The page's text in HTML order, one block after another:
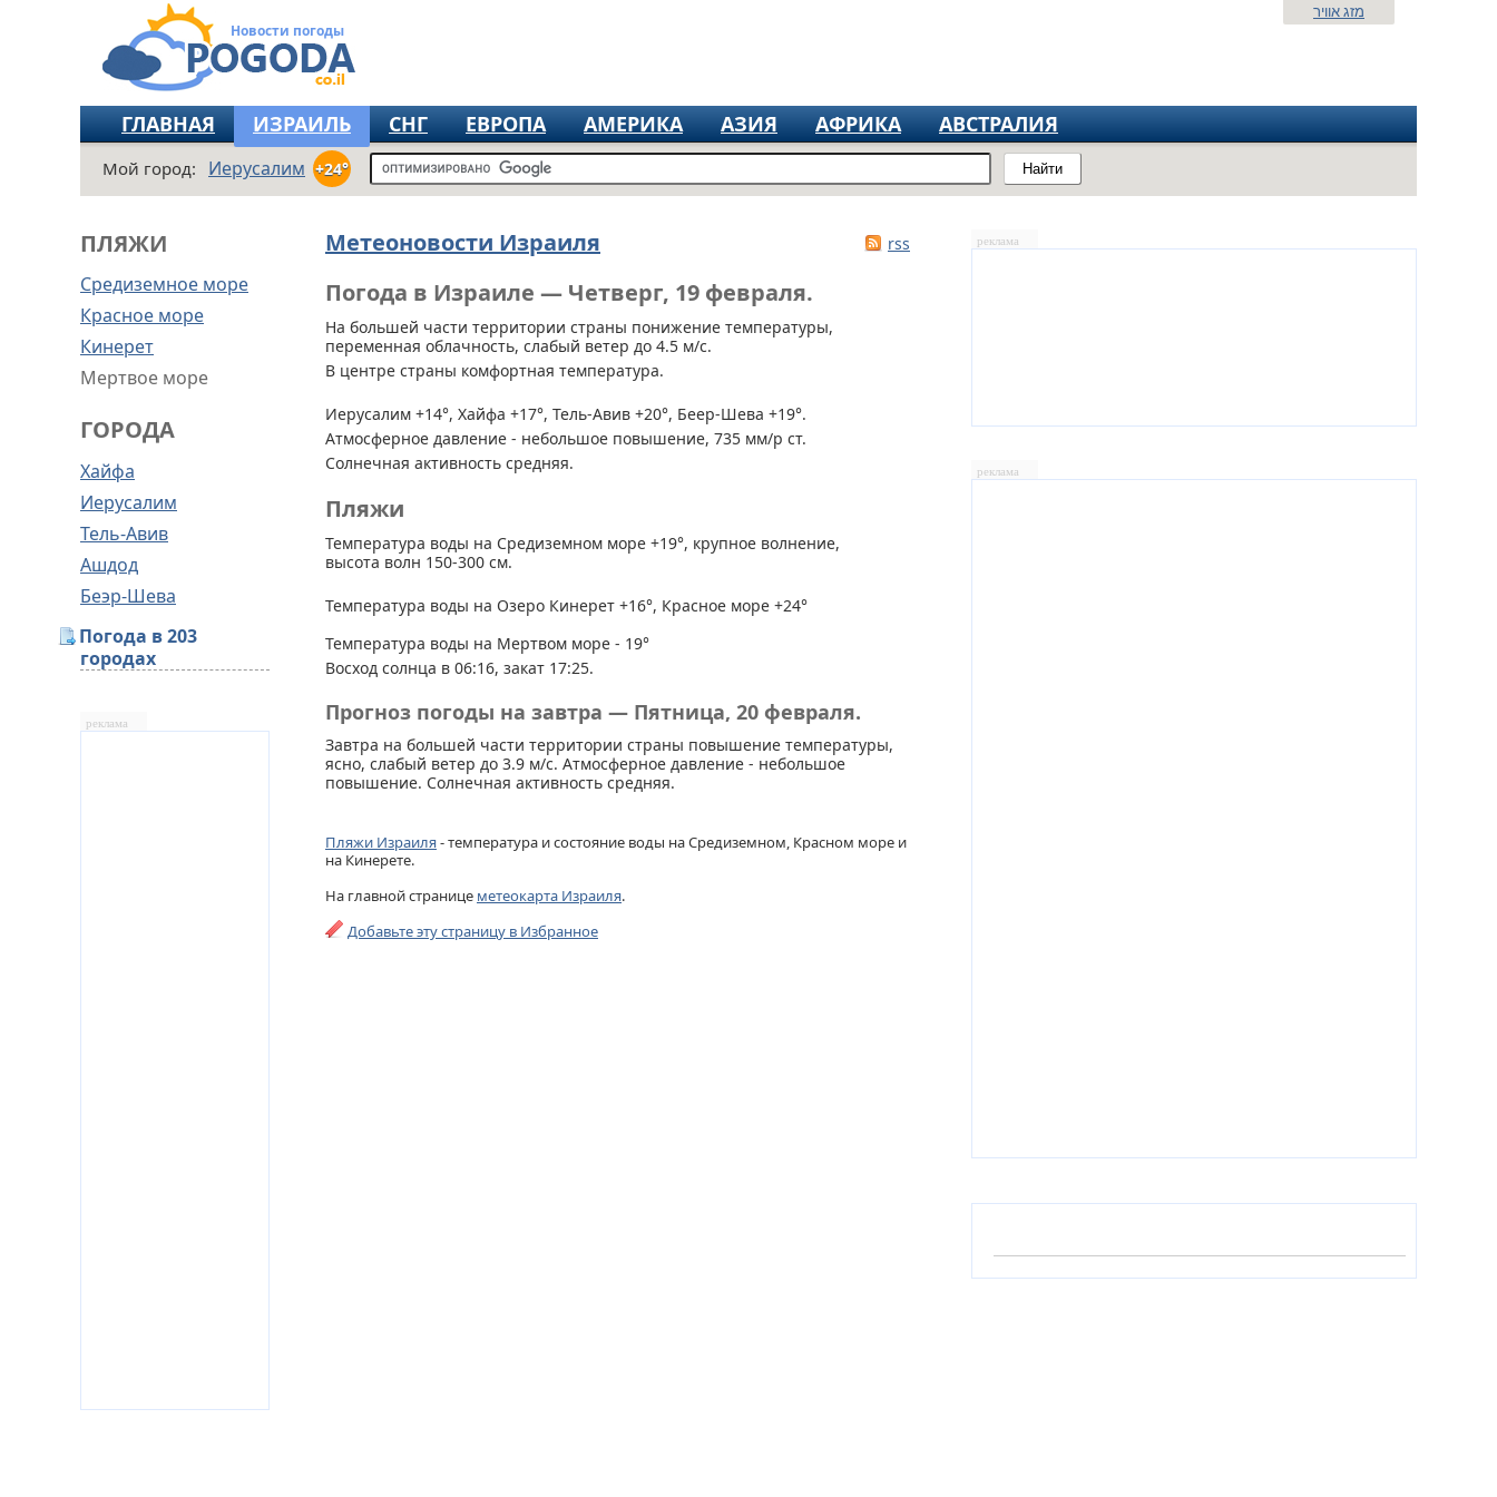
Новости погоды
Найти
מזג אוויר
ГЛАВНАЯ ИЗРАИЛЬ СНГ ЕВРОПА АМЕРИКА АЗИЯ АФРИКА АВСТРАЛИЯ
Мой город: Иерусалим +24°
ПЛЯЖИ
Средиземное море
Красное море
Кинерет
Мертвое море
ГОРОДА
Хайфа
Иерусалим
Тель-Авив
Ашдод
Беэр-Шева
Погода в 203
городах
реклама
Метеоновости Израиля rss
Погода в Израиле — Четверг, 19 февраля.
На большей части территории страны понижение температуры,
переменная облачность, слабый ветер до 4.5 м/с.
В центре страны комфортная температура.
Иерусалим +14°, Хайфа +17°, Тель-Авив +20°, Беер-Шева +19°.
Атмосферное давление - небольшое повышение, 735 мм/р ст.
Солнечная активность средняя.
Пляжи
Температура воды на Средиземном море +19°, крупное волнение,
высота волн 150-300 см.
Температура воды на Озеро Кинерет +16°, Красное море +24°
Температура воды на Мертвом море - 19°
Восход солнца в 06:16, закат 17:25.
Прогноз погоды на завтра — Пятница, 20 февраля.
Завтра на большей части территории страны повышение температуры,
ясно, слабый ветер до 3.9 м/с. Атмосферное давление - небольшое
повышение. Солнечная активность средняя.
Пляжи Израиля- температура и состояние воды на Средиземном, Красном море и
на Кинерете.
На главной странице метеокарта Израиля.
Добавьте эту страницу в Избранное
реклама
реклама